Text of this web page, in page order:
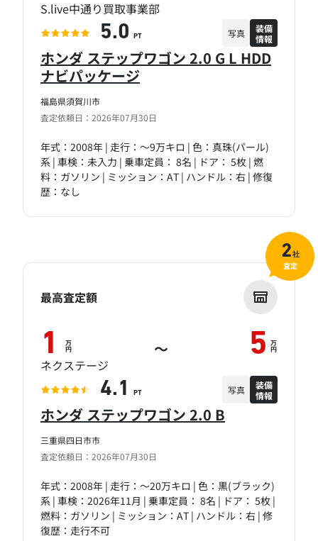
福島県須賀川市
査定依頼日：2026年07月30日
ホンダ ステップワゴン 2.0 G L HDD
ナビパッケージ
年式：2008年 | 走行：～9万キロ | 色：真珠(パール)
系 | 車検：未入力 | 乗車定員： 8名 | ドア： 5枚 | 燃
料：ガソリン | ミッション：AT | ハンドル：右 | 修復
歴：なし
S.live中通り買取事業部
5.0 PT 写真
装備
情報
三重県四日市市
査定依頼日：2026年07月30日
ホンダ ステップワゴン 2.0 B
年式：2008年 | 走行：～20万キロ | 色：黒(ブラック)
系 | 車検：2026年11月 | 乗車定員： 8名 | ドア： 5枚 |
燃料：ガソリン | ミッション：AT | ハンドル：右 | 修
復歴：走行不可
最高査定額
1 万
円 ～ 5 万
円
ネクステージ
4.1 PT 写真
装備
情報
2社
査定